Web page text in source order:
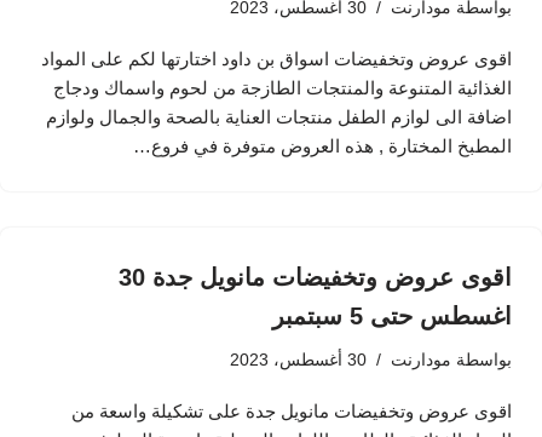
بواسطة مودارنت 30 أغسطس، 2023
اقوى عروض وتخفيضات اسواق بن داود اختارتها لكم على المواد
الغذائية المتنوعة والمنتجات الطازجة من لحوم واسماك ودجاج
اضافة الى لوازم الطفل منتجات العناية بالصحة والجمال ولوازم
المطبخ المختارة , هذه العروض متوفرة في فروع…
اقوى عروض وتخفيضات مانويل جدة 30
اغسطس حتى 5 سبتمبر
بواسطة مودارنت 30 أغسطس، 2023
اقوى عروض وتخفيضات مانويل جدة على تشكيلة واسعة من